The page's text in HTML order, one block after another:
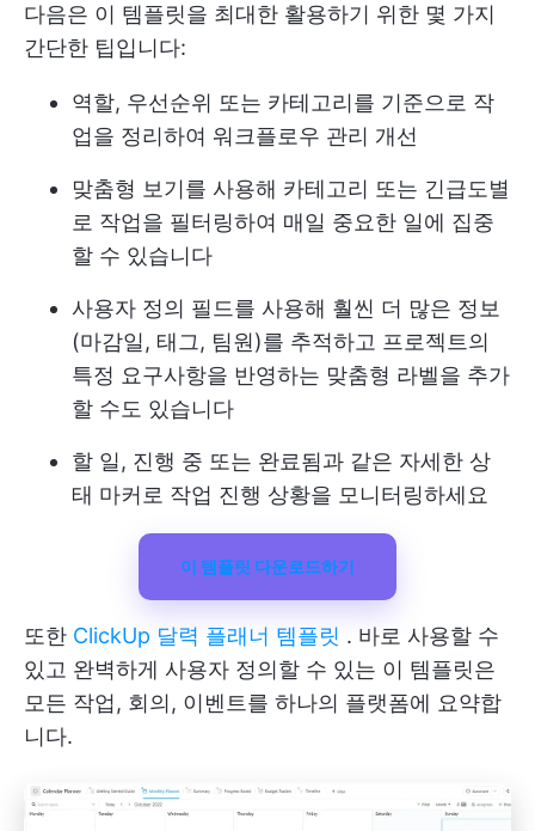
다음은 이 템플릿을 최대한 활용하기 위한 몇 가지
간단한 팁입니다:
역할, 우선순위 또는 카테고리를 기준으로 작
업을 정리하여 워크플로우 관리 개선
맞춤형 보기를 사용해 카테고리 또는 긴급도별
로 작업을 필터링하여 매일 중요한 일에 집중
할 수 있습니다
사용자 정의 필드를 사용해 훨씬 더 많은 정보
(마감일, 태그, 팀원)를 추적하고 프로젝트의
특정 요구사항을 반영하는 맞춤형 라벨을 추가
할 수도 있습니다
할 일, 진행 중 또는 완료됨과 같은 자세한 상
태 마커로 작업 진행 상황을 모니터링하세요
이 템플릿 다운로드하기
또한 ClickUp 달력 플래너 템플릿 . 바로 사용할 수
있고 완벽하게 사용자 정의할 수 있는 이 템플릿은
모든 작업, 회의, 이벤트를 하나의 플랫폼에 요약합
니다.